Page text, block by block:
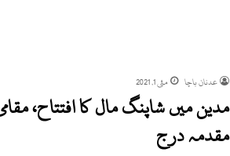
عدنان باچا مئی 1, 2021
مدین میں شاپنگ مال کا افتتاح،
مقدمہ درج